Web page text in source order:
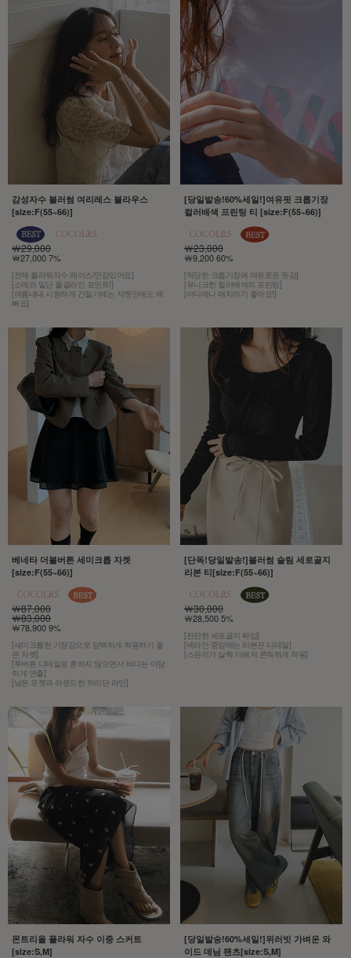
감성자수 블러썸 여리레스 블라우스
[size:F(55~66)]
￦29,000
￦27,000 7%
[전체 플라워자수 레이스/안감있어요]
[소매와 밑단 물결라인 포인트!]
[여름내내 시원하게 간절기에는 쟈켓안에도 예
뻐요]
[당일발송!60%세일!]여유핏 크롭기장
컬러배색 프린팅 티 [size:F(55~66)]
￦23,000
￦9,200 60%
[적당한 크롭기장에 여유로운 핏감]
[유니크한 컬러배색의 프린팅]
[어디에나 매치하기 좋아요!]
베네타 더블버튼 세미크롭 자켓
[size:F(55~66)]
￦87,000
￦83,000
￦78,900 9%
[세미크롭한 기장감으로 담백하게 착용하기 좋
은 자켓]
[투버튼 디테일로 흔하지 않으면서 바디는 아담
하게 연출]
[낮은 포켓과 라운드한 허리단 라인]
[단독!당일발송!]블러썸 슬림 세로골지
리본 티[size:F(55~66)]
￦30,000
￦28,500 5%
[잔잔한 세로골지 짜임]
[넥라인 중앙에는 리본끈 디테일]
[스판끼가 살짝 더해져 쫀득하게 착용]
몬트리올 플라워 자수 이중 스커트
[size:S,M]
[당일발송!60%세일!]위러빗 가벼운 와
이드 데님 팬츠[size:S,M]